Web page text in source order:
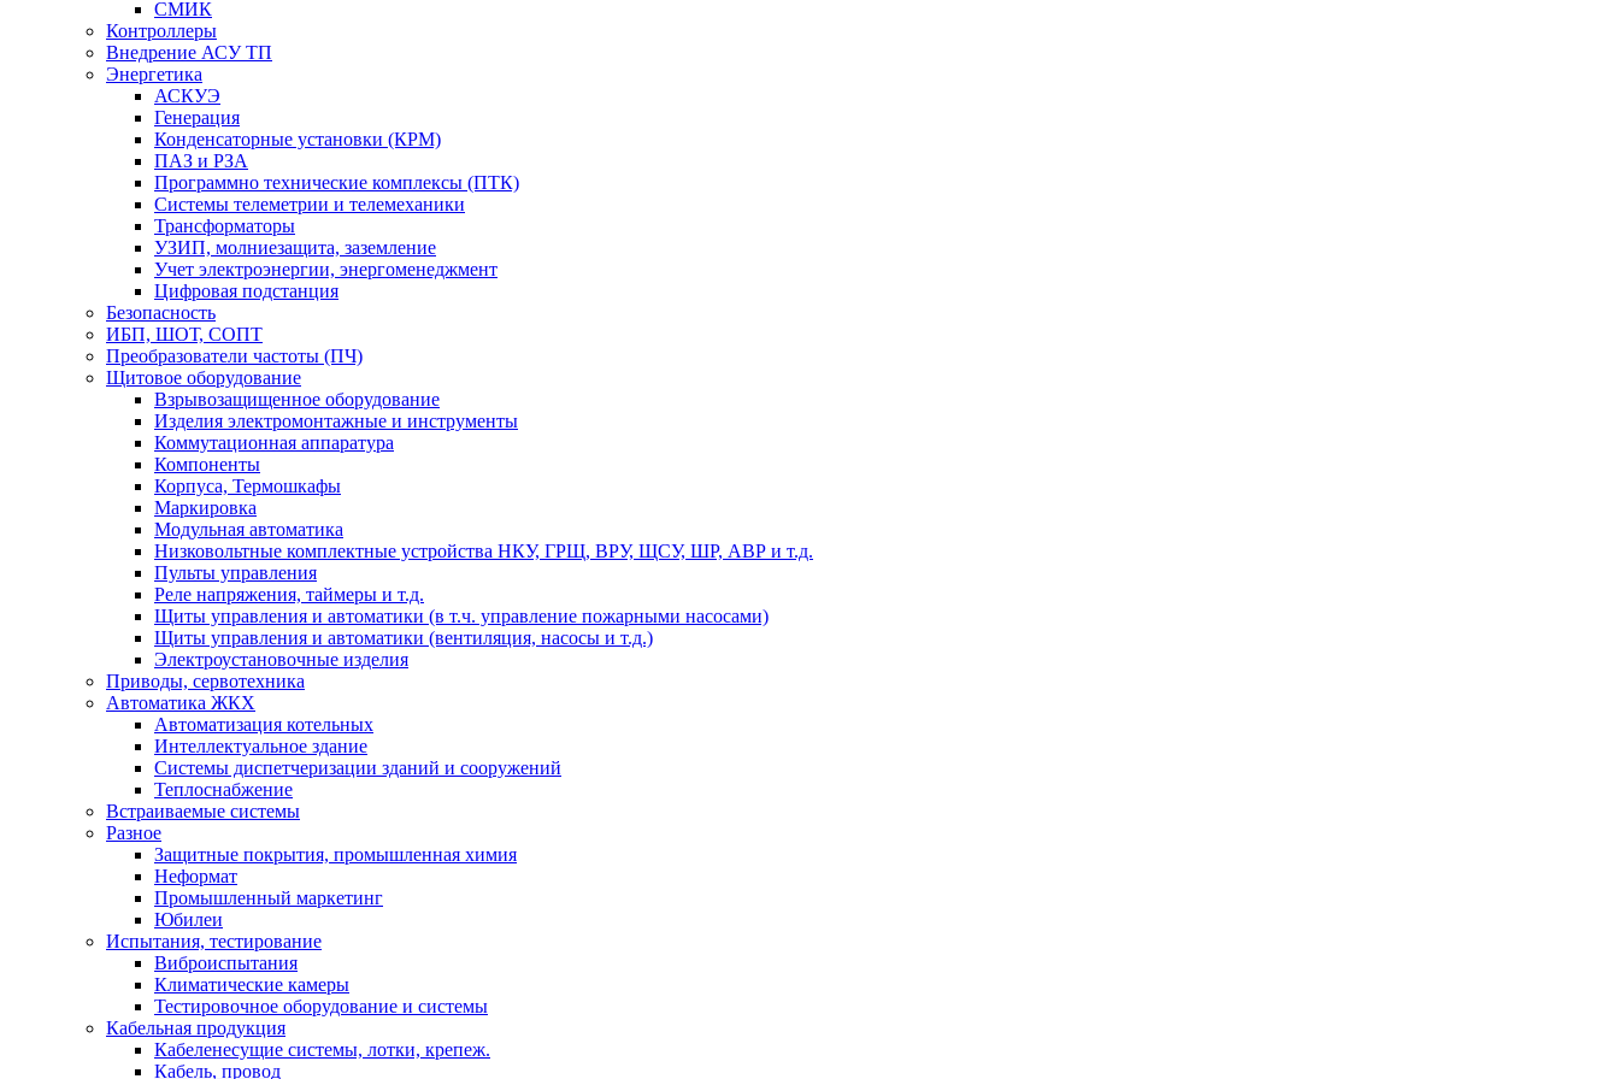
СМИК
Контроллеры
Внедрение АСУ ТП
Энергетика
АСКУЭ
Генерация
Конденсаторные установки (КРМ)
ПАЗ и РЗА
Программно технические комплексы (ПТК)
Системы телеметрии и телемеханики
Трансформаторы
УЗИП, молниезащита, заземление
Учет электроэнергии, энергоменеджмент
Цифровая подстанция
Безопасность
ИБП, ШОТ, СОПТ
Преобразователи частоты (ПЧ)
Щитовое оборудование
Взрывозащищенное оборудование
Изделия электромонтажные и инструменты
Коммутационная аппаратура
Компоненты
Корпуса, Термошкафы
Маркировка
Модульная автоматика
Низковольтные комплектные устройства НКУ, ГРЩ, ВРУ, ЩСУ, ШР, АВР и т.д.
Пульты управления
Реле напряжения, таймеры и т.д.
Щиты управления и автоматики (в т.ч. управление пожарными насосами)
Щиты управления и автоматики (вентиляция, насосы и т.д.)
Электроустановочные изделия
Приводы, сервотехника
Автоматика ЖКХ
Автоматизация котельных
Интеллектуальное здание
Системы диспетчеризации зданий и сооружений
Теплоснабжение
Встраиваемые системы
Разное
Защитные покрытия, промышленная химия
Неформат
Промышленный маркетинг
Юбилеи
Испытания, тестирование
Виброиспытания
Климатические камеры
Тестировочное оборудование и системы
Кабельная продукция
Кабеленесущие системы, лотки, крепеж.
Кабель, провод